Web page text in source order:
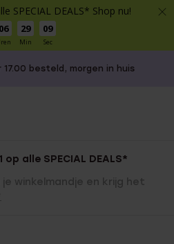
SPECIAL DEALS* Shop nu!
06 29
Min
09
Sec
17.00 besteld, morgen in huis
alle SPECIAL DEALS*
winkelmandje en krijg het